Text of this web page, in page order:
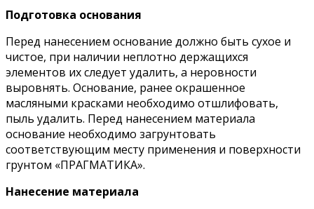
Подготовка основания
Перед нанесением основание должно быть сухое и
чистое, при наличии неплотно держащихся
элементов их следует удалить, а неровности
выровнять. Основание, ранее окрашенное
масляными красками необходимо отшлифовать,
пыль удалить. Перед нанесением материала
основание необходимо загрунтовать
соответствующим месту применения и поверхности
грунтом «ПРАГМАТИКА».
Нанесение материала